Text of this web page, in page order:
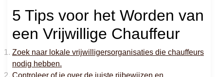
5 Tips voor het Worden van
een Vrijwillige Chauffeur
Zoek naar lokale vrijwilligersorganisaties die chauffeurs
nodig hebben.
Controleer of je over de juiste rijbewijzen en